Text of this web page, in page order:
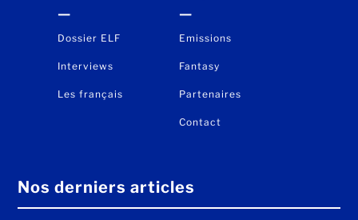
—
Dossier ELF
Interviews
Les français
—
Emissions
Fantasy
Partenaires
Contact
Nos derniers articles